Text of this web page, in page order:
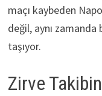
maçı kaybeden
değil, aynı zamanda
taşıyor.
Zirve